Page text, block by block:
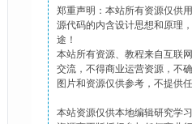
郑重声明：本站所有资源仅供
源代码的内含设计思想和原理
途！
本站所有资源、教程来自互联
交流，不得商业运营资源，不
图片和资源仅供参考，不提供
本站资源仅供本地编辑研究学